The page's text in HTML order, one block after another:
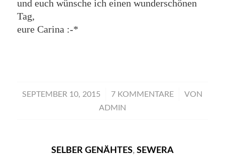
und euch wünsche ich einen wunderschönen
Tag,
eure Carina :-*
SEPTEMBER 10, 2015
/ 7 KOMMENTARE
/
VON
ADMIN
SELBER GENÄHTES, SEWERA